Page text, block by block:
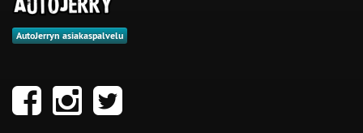
AutoJerryn asiakaspalvelu